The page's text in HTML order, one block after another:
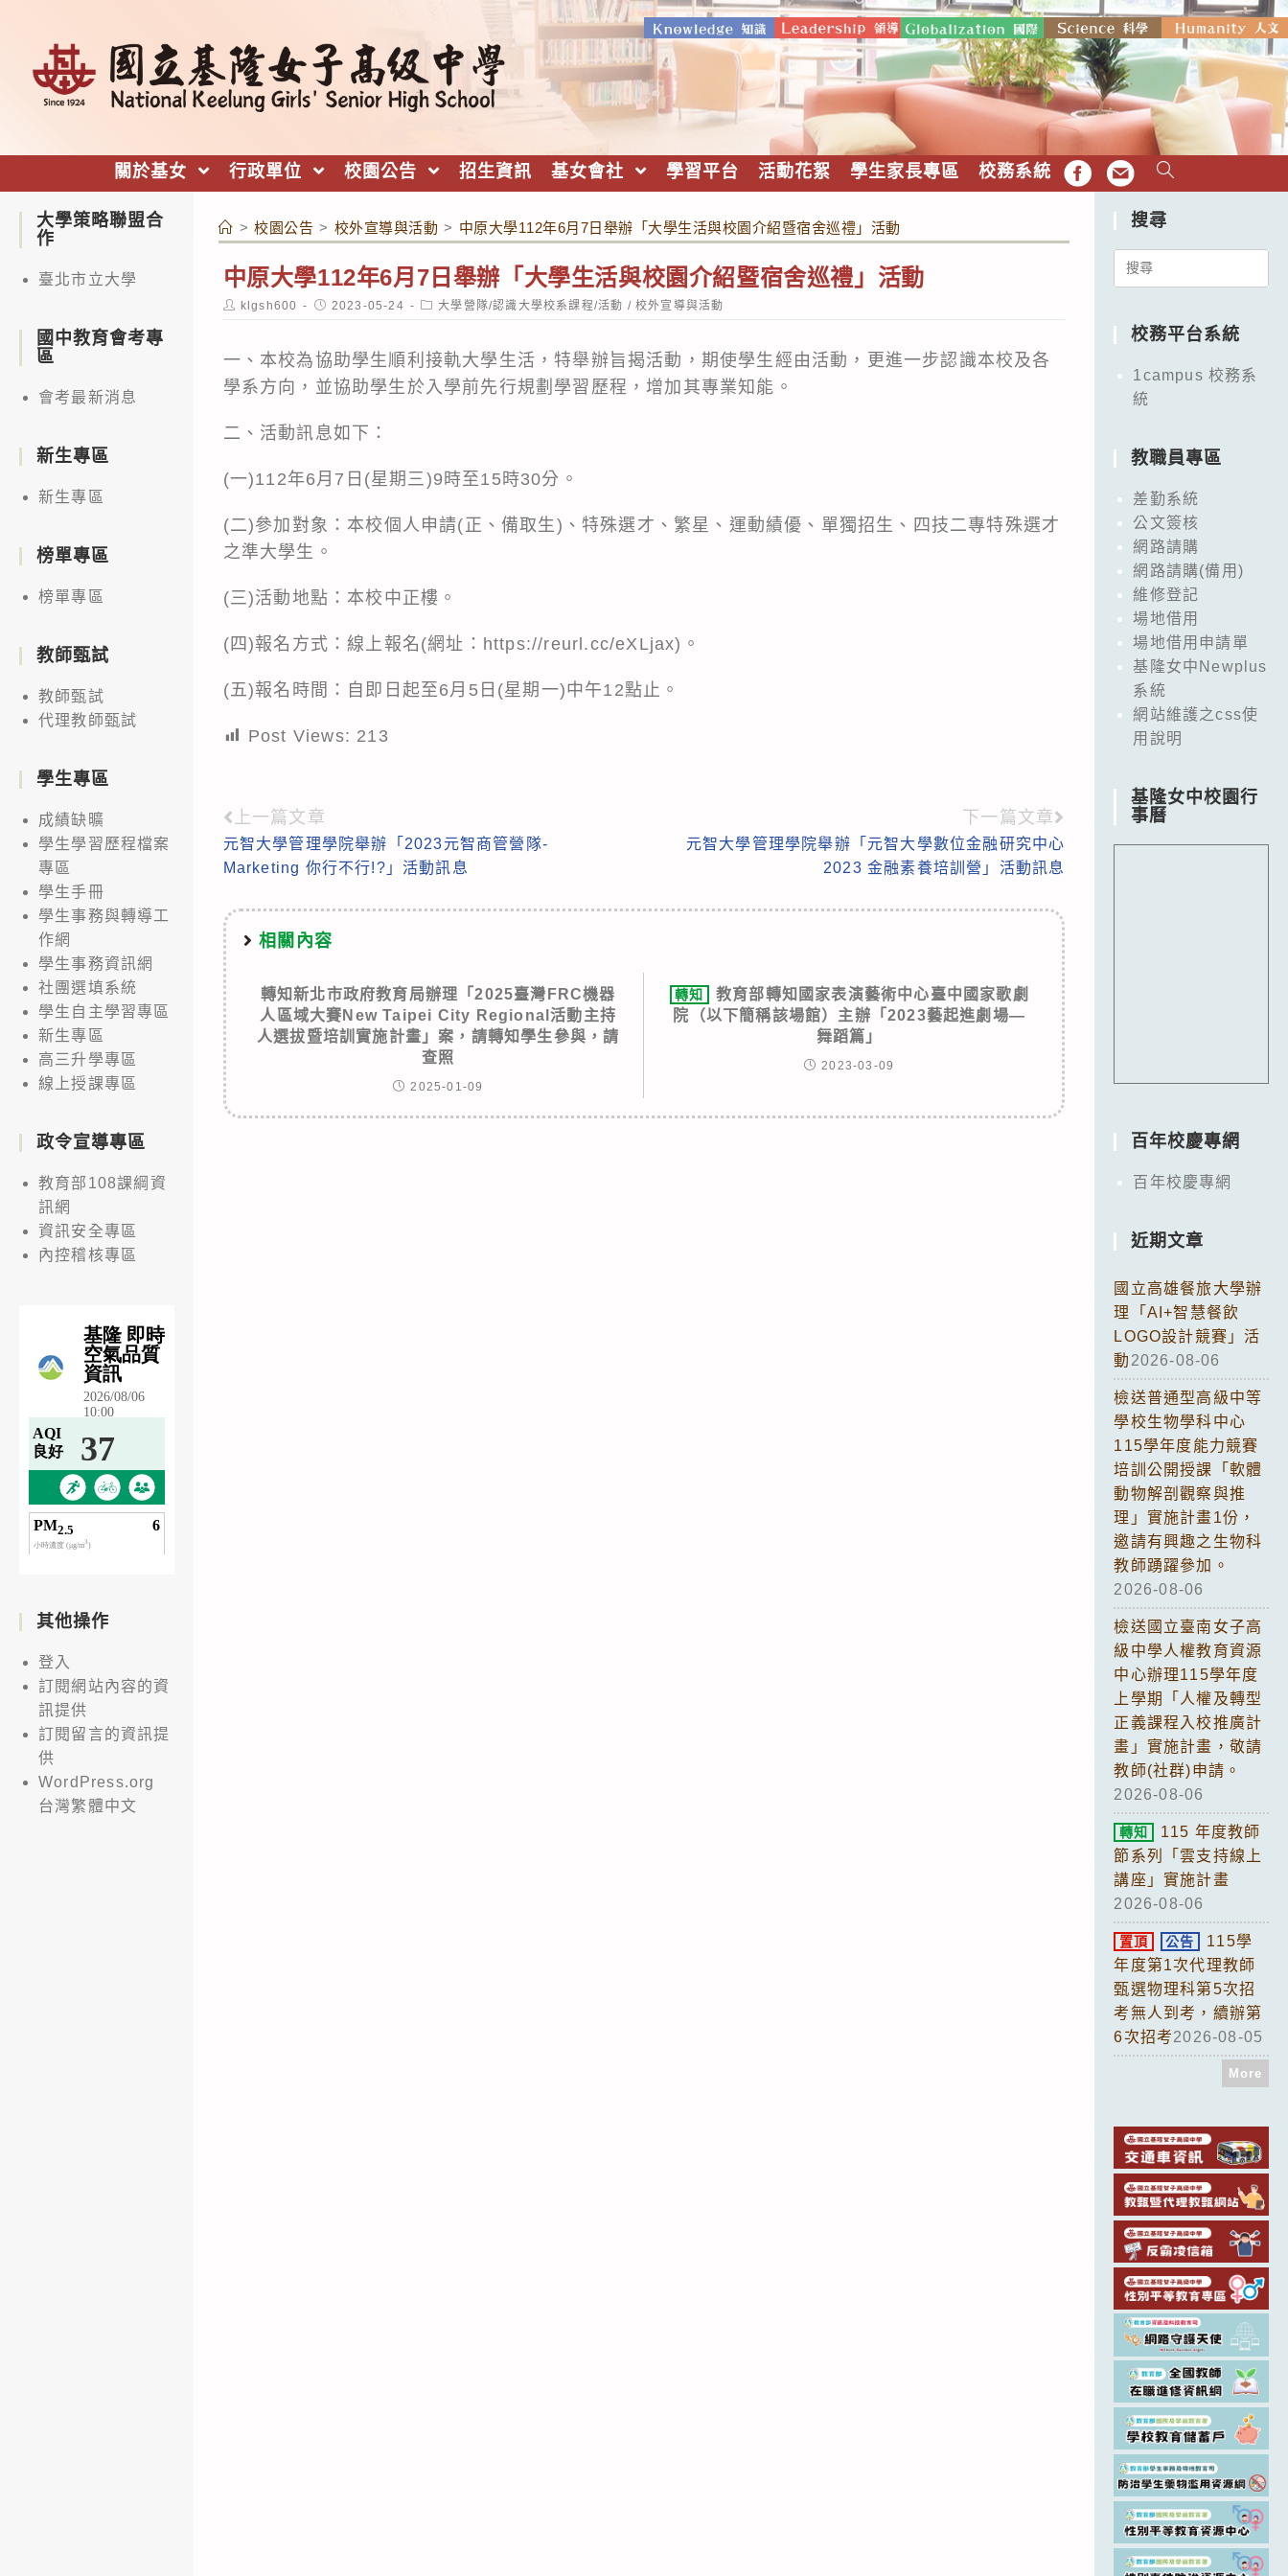
關於基女 行政單位 校園公告 招生資訊 基女會社 學習平台 活動花絮 學生家長專區 校務系統 FB EMAIL
> 校園公告 > 校外宣導與活動 > 中原大學112年6月7日舉辦「大學生活與校園介紹暨宿舍巡禮」活動
中原大學112年6月7日舉辦「大學生活與校園介紹暨宿舍巡禮」活動
Post
author:
klgsh600
Post
published:
2023-05-24
Post
category:
大學營隊/認識大學校系課程/活動 / 校外宣導與活動
一、本校為協助學生順利接軌大學生活，特舉辦旨揭活動，期使學生經由活動，更進一步認識本校及各
學系方向，並協助學生於入學前先行規劃學習歷程，增加其專業知能。
二、活動訊息如下：
(一)112年6月7日(星期三)9時至15時30分。
(二)參加對象：本校個人申請(正、備取生)、特殊選才、繁星、運動績優、單獨招生、四技二專特殊選才
之準大學生。
(三)活動地點：本校中正樓。
(四)報名方式：線上報名(網址： https://reurl.cc/eXLjax)。
(五)報名時間：自即日起至6月5日(星期一)中午12點止。
Post Views: 213
Read
more
上一篇文章
元智大學管理學院舉辦「2023元智商管營隊-
Marketing 你行不行!?」活動訊息
下一篇文章
元智大學管理學院舉辦「元智大學數位金融研究中心
2023 金融素養培訓營」活動訊息
相關內容
轉知新北市政府教育局辦理「2025臺灣FRC機器
人區域大賽New Taipei City Regional活動主持
人選拔暨培訓實施計畫」案，請轉知學生參與，請
查照
2025-01-09
轉知
教育部轉知國家表演藝術中心臺中國家歌劇
院（以下簡稱該場館）主辦「2023藝起進劇場—
舞蹈篇」
2023-03-09
大學策略聯盟合
作
臺北市立大學
國中教育會考專
區
會考最新消息
新生專區
新生專區
榜單專區
榜單專區
教師甄試
教師甄試
代理教師甄試
學生專區
成績缺曠
學生學習歷程檔案
專區
學生手冊
學生事務與轉導工
作網
學生事務資訊網
社團選填系統
學生自主學習專區
新生專區
高三升學專區
線上授課專區
政令宣導專區
教育部108課綱資
訊網
資訊安全專區
內控稽核專區
其他操作
登入
訂閱網站內容的資
訊提供
訂閱留言的資訊提
供
WordPress.org
台灣繁體中文
搜尋
Search
校務平台系統
1campus 校務系
統
教職員專區
差勤系統
公文簽核
網路請購
網路請購(備用)
維修登記
場地借用
場地借用申請單
基隆女中Newplus
系統
網站維護之css使
用說明
基隆女中校園行
事曆
百年校慶專網
百年校慶專網
近期文章
國立高雄餐旅大學辦
理「AI+智慧餐飲
LOGO設計競賽」活
動 2026-08-06
檢送普通型高級中等
學校生物學科中心
115學年度能力競賽
培訓公開授課「軟體
動物解剖觀察與推
理」實施計畫1份，
邀請有興趣之生物科
教師踴躍參加。
2026-08-06
檢送國立臺南女子高
級中學人權教育資源
中心辦理115學年度
上學期「人權及轉型
正義課程入校推廣計
畫」實施計畫，敬請
教師(社群)申請。
2026-08-06
轉知
115 年度教師
節系列「雲支持線上
講座」實施計畫
2026-08-06
置頂 公告
115學
年度第1次代理教師
甄選物理科第5次招
考無人到考，續辦第
6次招考2026-08-05
More